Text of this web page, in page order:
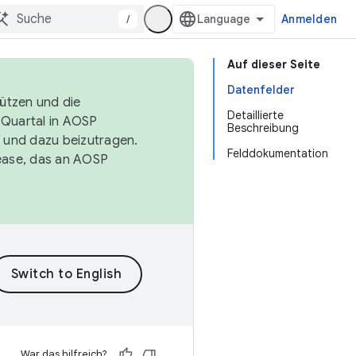
/ Anmelden
Auf dieser Seite
Datenfelder
Detaillierte
Beschreibung
Felddokumentation
und die
in AOSP
und dazu beizutragen.
das an AOSP